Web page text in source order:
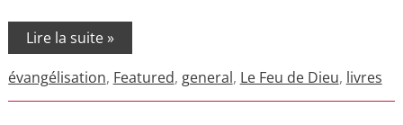
Lire la suite »
évangélisation, Featured, general, Le Feu de Dieu, livres